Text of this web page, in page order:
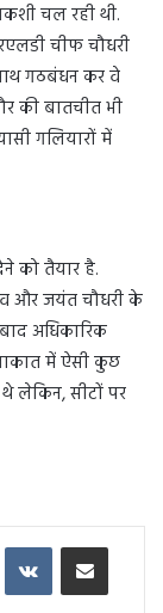
चल रही थी.
चीफ चौधरी
गठबंधन कर वे
की बातचीत भी
गलियारों में
को तैयार है.
और जयंत चौधरी के
अधिकारिक
में ऐसी कुछ
लेकिन, सीटों पर
VKontakteShare via Email